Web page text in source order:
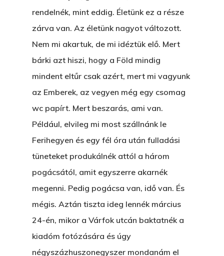
rendelnék, mint eddig. Életünk ez a része
zárva van. Az életünk nagyot változott.
Nem mi akartuk, de mi idéztük elő. Mert
bárki azt hiszi, hogy a Föld mindig
mindent eltűr csak azért, mert mi vagyunk
az Emberek, az vegyen még egy csomag
wc papírt. Mert beszarás, ami van.
Például, elvileg mi most szállnánk le
Ferihegyen és egy fél óra után fulladási
tüneteket produkálnék attól a három
pogácsától, amit egyszerre akarnék
megenni. Pedig pogácsa van, idő van. És
mégis. Aztán tiszta ideg lennék március
24-én, mikor a Várfok utcán baktatnék a
kiadóm fotózására és úgy
négyszázhuszonegyszer mondanám el